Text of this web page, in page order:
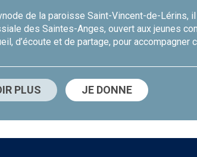
de la paroisse Saint-Vincent-de-Lérins,
des Saintes-Anges, ouvert aux jeunes
d’écoute et de partage, pour accompagner
PLUS JE DONNE